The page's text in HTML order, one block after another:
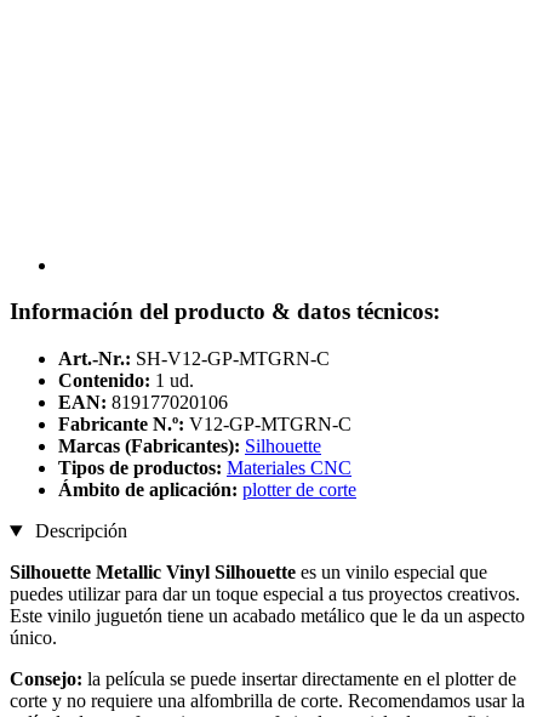
Información del producto & datos técnicos:
Art.-Nr.: SH-V12-GP-MTGRN-C
Contenido: 1 ud.
EAN: 819177020106
Fabricante N.º: V12-GP-MTGRN-C
Marcas (Fabricantes): Silhouette
Tipos de productos: Materiales CNC
Ámbito de aplicación: plotter de corte
Descripción
Silhouette Metallic Vinyl Silhouette es un vinilo especial que
puedes utilizar para dar un toque especial a tus proyectos creativos.
Este vinilo juguetón tiene un acabado metálico que le da un aspecto
único.
Consejo: la película se puede insertar directamente en el plotter de
corte y no requiere una alfombrilla de corte. Recomendamos usar la